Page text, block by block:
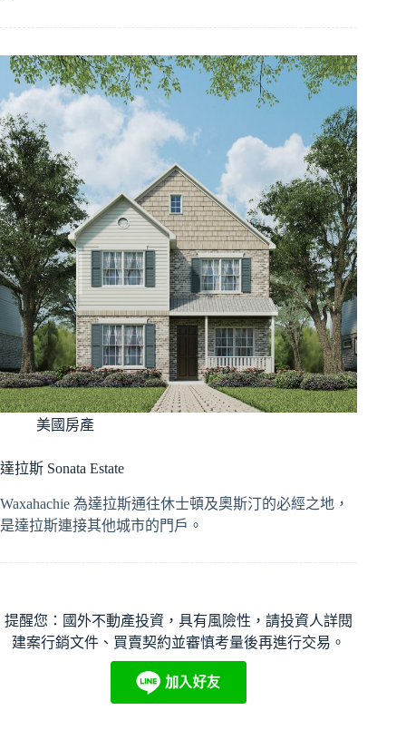
美國房產
達拉斯 Sonata Estate
Waxahachie 為達拉斯通往休士頓及奧斯汀的必經之地，
是達拉斯連接其他城市的門戶。
提醒您：國外不動產投資，具有風險性，請投資人詳閱
建案行銷文件、買賣契約並審慎考量後再進行交易。